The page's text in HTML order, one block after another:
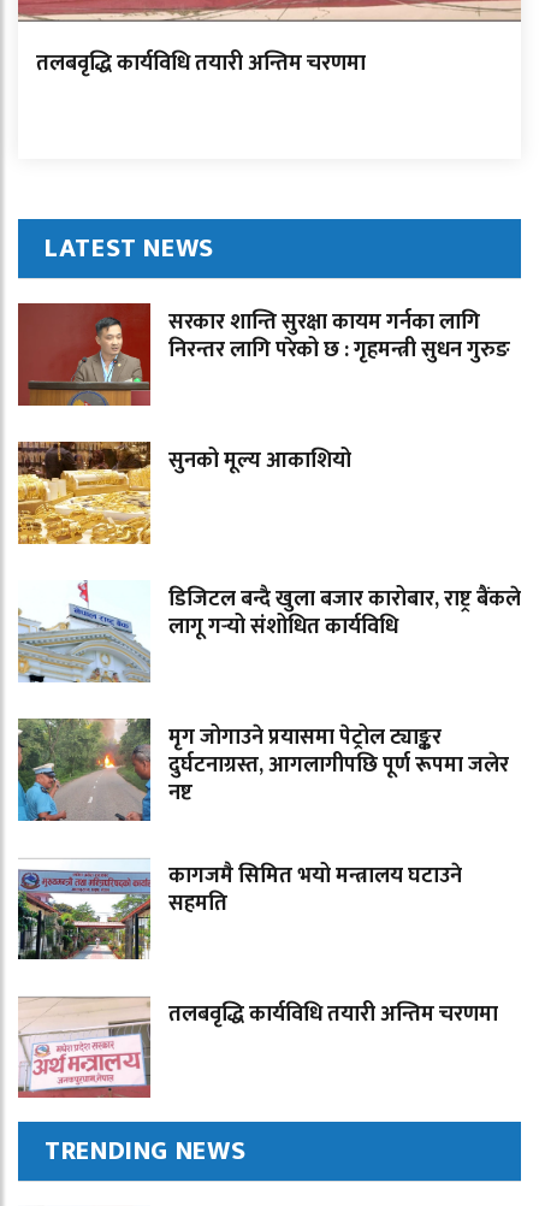
तलबवृद्धि कार्यविधि तयारी अन्तिम चरणमा
LATEST NEWS
सरकार शान्ति सुरक्षा कायम गर्नका लागि
निरन्तर लागि परेको छ : गृहमन्त्री सुधन गुरुङ
सुनको मूल्य आकाशियो
डिजिटल बन्दै खुला बजार कारोबार, राष्ट्र बैंकले
लागू गर्‍यो संशोधित कार्यविधि
मृग जोगाउने प्रयासमा पेट्रोल ट्याङ्कर
दुर्घटनाग्रस्त, आगलागीपछि पूर्ण रूपमा जलेर
नष्ट
कागजमै सिमित भयो मन्त्रालय घटाउने
सहमति
तलबवृद्धि कार्यविधि तयारी अन्तिम चरणमा
TRENDING NEWS